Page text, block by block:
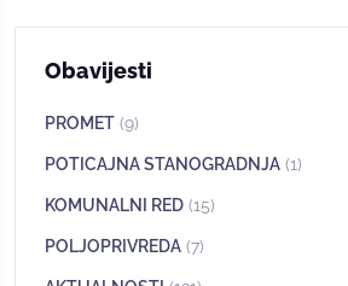
Obavijesti
PROMET (9)
POTICAJNA STANOGRADNJA (1)
KOMUNALNI RED (15)
POLJOPRIVREDA (7)